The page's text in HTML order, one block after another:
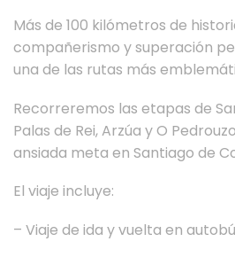
Más de 100 kilómetros de
compañerismo y superación
una de las rutas más
Recorreremos las etapas de
Palas de Rei, Arzúa y O
ansiada meta en Santiago de
El viaje incluye:
– Viaje de ida y vuelta en